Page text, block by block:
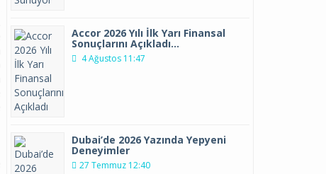
Accor 2026 Yılı İlk Yarı Finansal
Sonuçlarını Açıkladı…
4 Ağustos 11:47
Dubai’de 2026 Yazında Yepyeni
Deneyimler
27 Temmuz 12:40